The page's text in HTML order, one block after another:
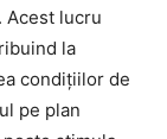
Acest lucru
la
condițiilor de
pe plan